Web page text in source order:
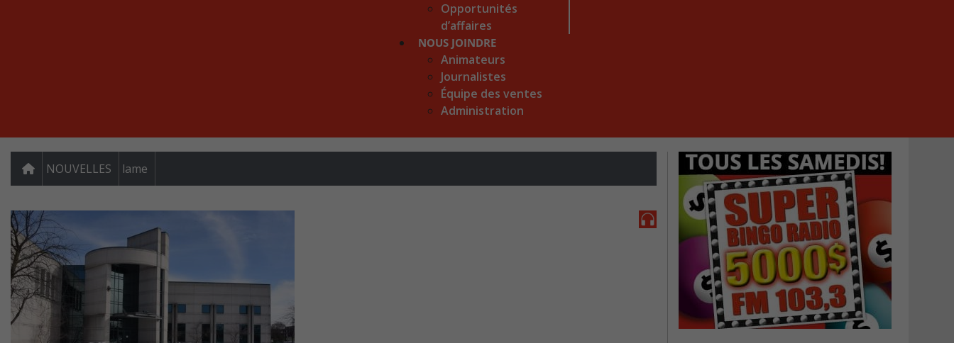
Opportunités
d’affaires
NOUS JOINDRE
Animateurs
Journalistes
Équipe des ventes
Administration
NOUVELLES lame